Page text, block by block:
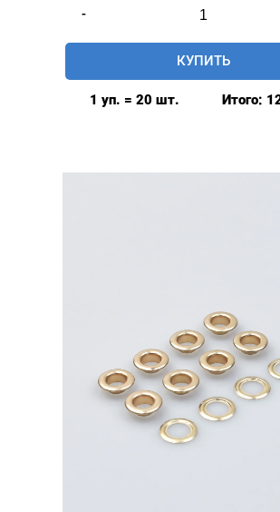
-
товара
Люверсы
8мм
тёмный
КУПИТЬ
1 уп. = 20 шт. Итого: